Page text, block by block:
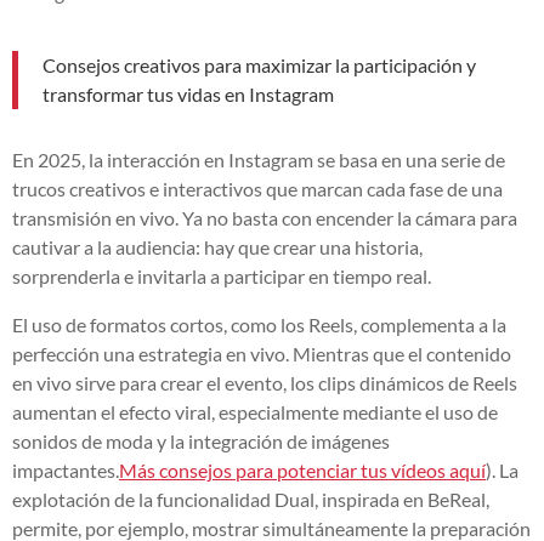
Consejos creativos para maximizar la participación y
transformar tus vidas en Instagram
En 2025, la interacción en Instagram se basa en una serie de
trucos creativos e interactivos que marcan cada fase de una
transmisión en vivo. Ya no basta con encender la cámara para
cautivar a la audiencia: hay que crear una historia,
sorprenderla e invitarla a participar en tiempo real.
El uso de formatos cortos, como los Reels, complementa a la
perfección una estrategia en vivo. Mientras que el contenido
en vivo sirve para crear el evento, los clips dinámicos de Reels
aumentan el efecto viral, especialmente mediante el uso de
sonidos de moda y la integración de imágenes
impactantes. Más consejos para potenciar tus vídeos aquí). La
explotación de la funcionalidad Dual, inspirada en BeReal,
permite, por ejemplo, mostrar simultáneamente la preparación